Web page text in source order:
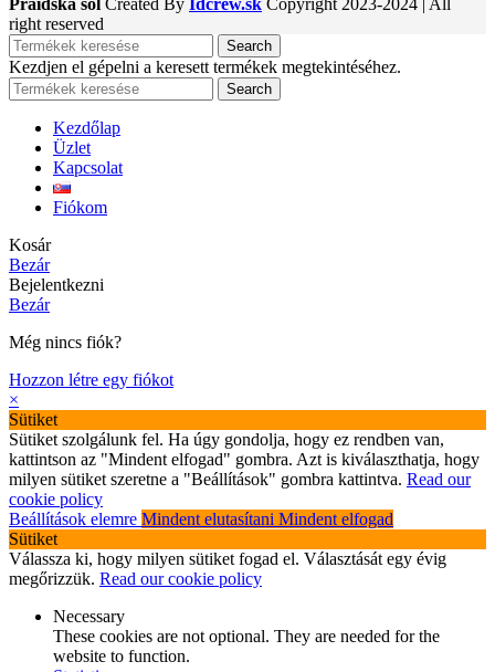
Praidska sol Created By Idcrew.sk Copyright 2023-2024 | All
right reserved
Search
Kezdjen el gépelni a keresett termékek megtekintéséhez.
Search
Kezdőlap
Üzlet
Kapcsolat
Fiókom
Kosár
Bezár
Bejelentkezni
Bezár
Még nincs fiók?
Hozzon létre egy fiókot
×
Sütiket
Sütiket szolgálunk fel. Ha úgy gondolja, hogy ez rendben van,
kattintson az "Mindent elfogad" gombra. Azt is kiválaszthatja, hogy
milyen sütiket szeretne a "Beállítások" gombra kattintva. Read our
cookie policy
Beállítások elemre Mindent elutasítani Mindent elfogad
Sütiket
Válassza ki, hogy milyen sütiket fogad el. Választását egy évig
megőrizzük. Read our cookie policy
Necessary
These cookies are not optional. They are needed for the
website to function.